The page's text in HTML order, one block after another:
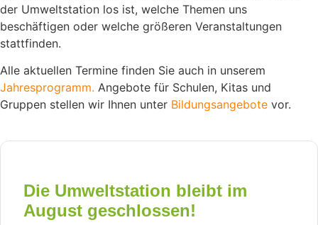
der Umweltstation los ist, welche Themen uns
beschäftigen oder welche größeren Veranstaltungen
stattfinden.
Alle aktuellen Termine finden Sie auch in unserem
Jahresprogramm. Angebote für Schulen, Kitas und
Gruppen stellen wir Ihnen unter Bildungsangebote vor.
Die Umweltstation bleibt im
August geschlossen!